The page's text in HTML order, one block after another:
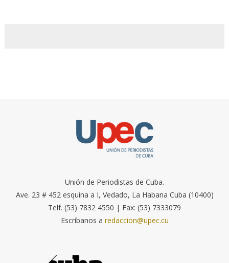
Unión de Periodistas de Cuba.
Ave. 23 # 452 esquina a I, Vedado, La Habana Cuba (10400)
Telf. (53) 7832 4550 | Fax: (53) 7333079
Escríbanos a redaccion@upec.cu